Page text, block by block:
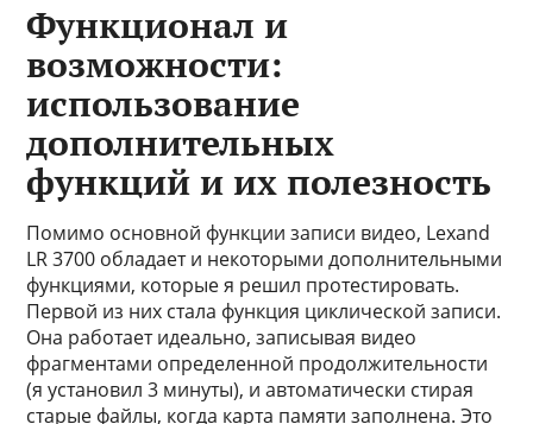
Функционал и
возможности:
использование
дополнительных
функций и их полезность
Помимо основной функции записи видео, Lexand
LR 3700 обладает и некоторыми дополнительными
функциями, которые я решил протестировать.
Первой из них стала функция циклической записи.
Она работает идеально, записывая видео
фрагментами определенной продолжительности
(я установил 3 минуты), и автоматически стирая
старые файлы, когда карта памяти заполнена. Это